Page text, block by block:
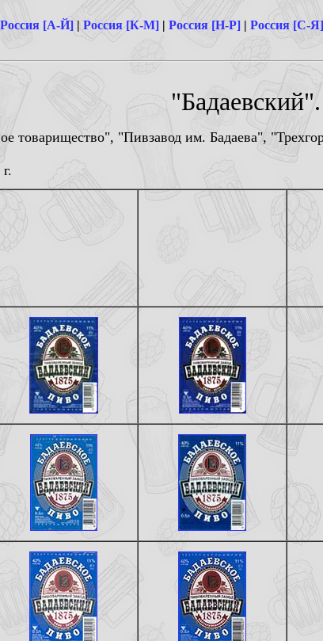
Россия [А-Й] | Россия [К-М] | Россия [Н-Р] | Россия [С-Я]
"Бадаевский".
товарищество", "Пивзавод им. Бадаева",